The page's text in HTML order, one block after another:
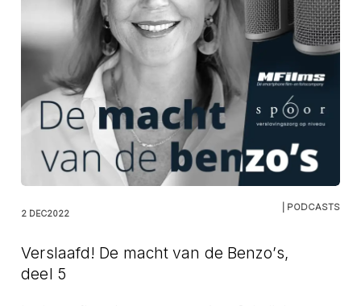
2 DEC2022
| PODCASTS
Verslaafd! De macht van de Benzo’s,
deel 5